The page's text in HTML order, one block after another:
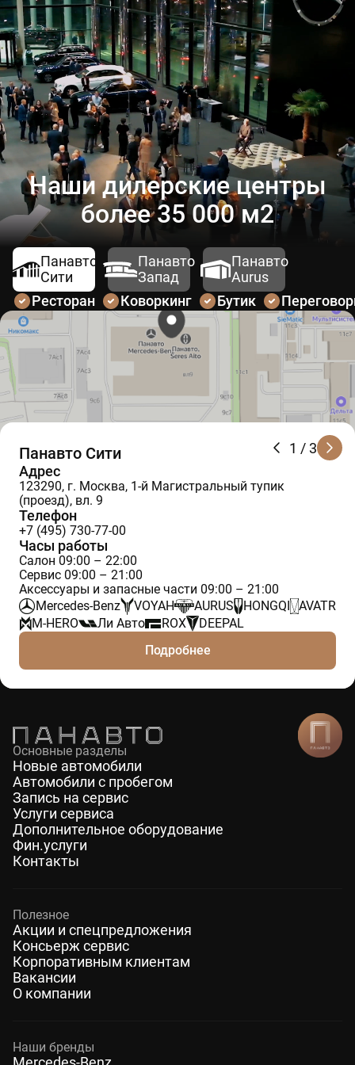
Наши дилерские центры
более 35 000 м2
Панавто
Сити
Панавто
Запад
Панавто
Aurus
Ресторан
Коворкинг Бутик
1 / 3
Панавто Сити
Адрес
123290, г. Москва, 1-й Магистральный тупик
(проезд), вл. 9
Телефон
+7 (495) 730-77-00
Часы работы
Салон 09:00 – 22:00
Сервис 09:00 – 21:00
Аксессуары и запасные части 09:00 – 21:00
Mercedes-Benz
VOYAH AURUS HONGQI
AVATR
M-HERO
Ли Авто ROX
DEEPAL
Подробнее
Основные разделы
Новые автомобили
Автомобили с пробегом
Запись на сервис
Услуги сервиса
Дополнительное оборудование
Фин.услуги
Контакты
Полезное
Акции и спецпредложения
Консьерж сервис
Корпоративным клиентам
Вакансии
О компании
Наши бренды